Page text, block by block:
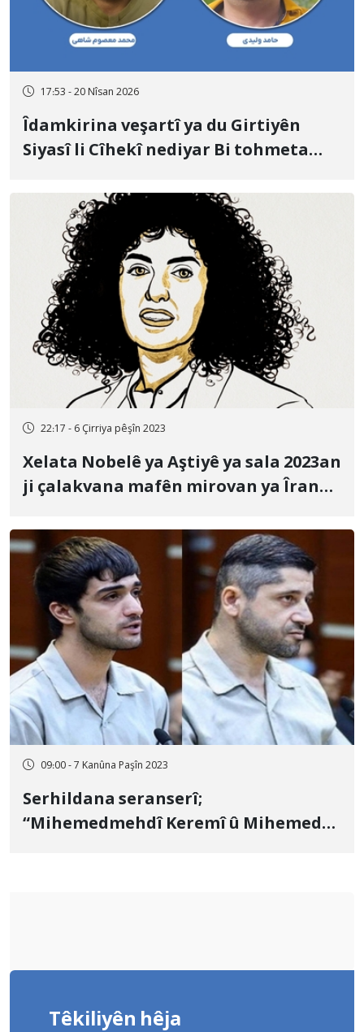
17:53 - 20 Nîsan 2026
Îdamkirina veşartî ya du Girtiyên
Siyasî li Cîhekî nediyar Bi tohmeta
Meisûm Şahî û Hamid Velîdî
22:17 - 6 Çirriya pêşîn 2023
Xelata Nobelê ya Aştiyê ya sala 2023an
ji çalakvana mafên mirovan ya Îranê
09:00 - 7 Kanûna Paşîn 2023
Serhildana seranserî;
“Mihemedmehdî Keremî û Mihemed
Têkiliyên hêja